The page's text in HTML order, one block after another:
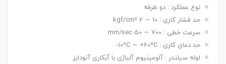
۵۰ ~ ۱۵۰۰ mm / ø ۱۶۰ -> ۵۰ ~ ۲۰۰۰ mm / ø ۲۰۰ ->
۵۰ ~ ۲۶۰۰ mm
سرشفت
دنده ماندگی ,دنده نری
کمره ای H / بست دو شاخه مادگی Y / بست چشمی
نوع عملکرد : دو طرفه
حد فشار کاری : 10 ∼ 2 kgf/cm²
سرعت خطی : 700 ∼ 50 mm/sec
حد دمای کاری : 10ºC ∼ +60ºC-
لوله سیلندر : آلومینیوم آلیاژی با آبکاری آنودایز